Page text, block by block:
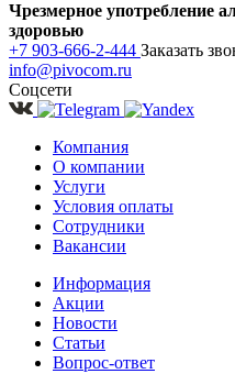
Чрезмерное употребление
здоровью
+7 903-666-2-444 Заказать
info@pivocom.ru
Соцсети
Компания
О компании
Услуги
Условия оплаты
Сотрудники
Вакансии
Информация
Акции
Новости
Статьи
Вопрос-ответ